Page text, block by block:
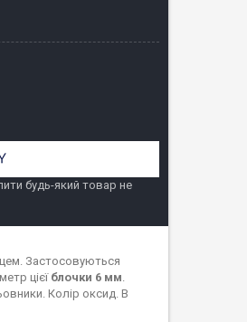
будь-який товар не
Застосовуються
цієїблочки 6 мм
Колір оксид. В